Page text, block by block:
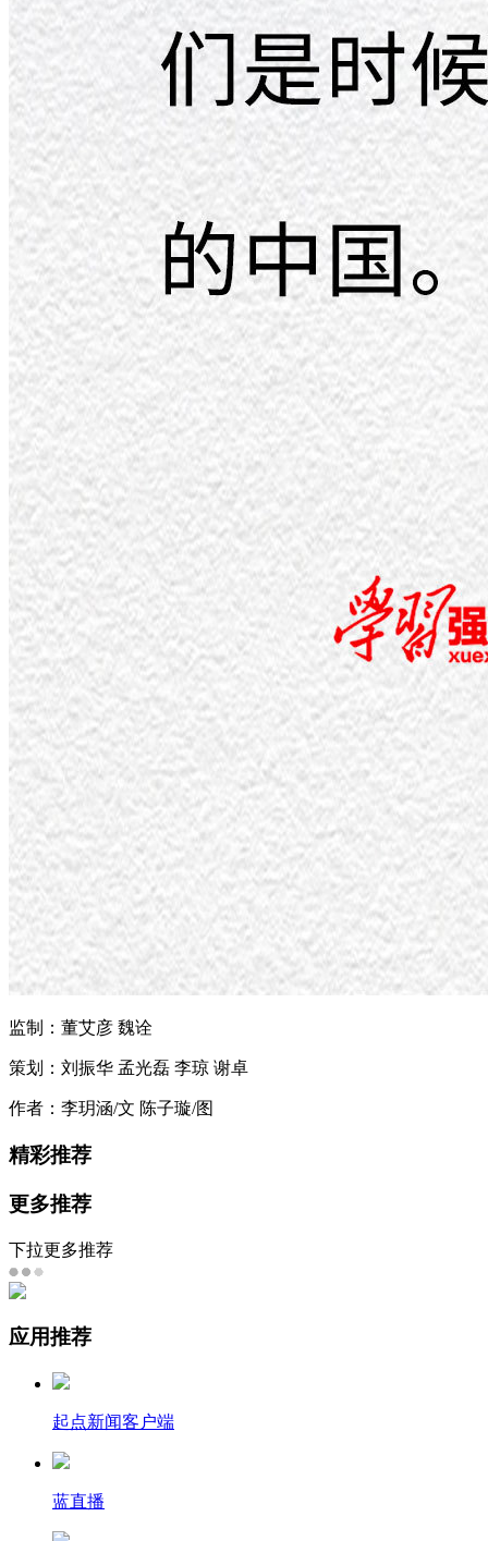
监制：董艾彦 魏诠
策划：刘振华 孟光磊 李琼 谢卓
作者：李玥涵/文 陈子璇/图
精彩推荐
更多推荐
下拉更多推荐
应用推荐
起点新闻客户端
蓝直播